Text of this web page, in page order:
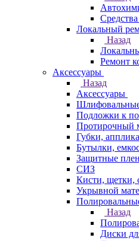
Локальный
Назад
Ремонт
Аксессуары
Назад
Аксессуары
Подложки к
Протирочный
Губки,
Бутылки,
Защитные
СИЗ
Кисти, щетки,
Укрывной
Назад
Диски